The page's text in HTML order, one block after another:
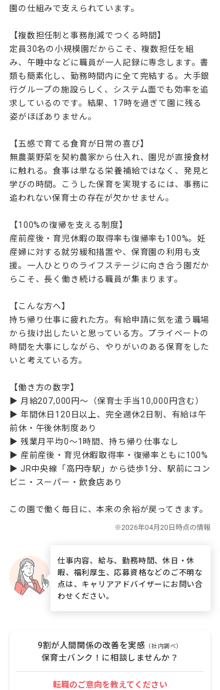
園の仕組みで支えられています。
【複数担任制と事務削減でつくる時間】
定員30名の小規模園だからこそ、複数担任を組
み、午睡中などに職員が一人記録に専念します。書
類も簡素化し、勤務時間内に全て完結する。大手銀
行グループの施設らしく、システム面でも効率を追
求しているのです。結果、17時を過ぎて園に残る
姿がほぼありません。
【五感で育てる食育が日常の喜び】
無農薬野菜を契約農家から仕入れ、園児が直接食材
に触れる。食事は単なる栄養補給ではなく、発見と
学びの時間。こうした保育を実現するには、事務に
追われない保育士の存在が欠かせません。
【100%の復帰を支える制度】
産前産後・育児休暇の取得率も復帰率も100%。妊
産婦に対する就労緩和措置や、保育園の利用も支
援。一人ひとりのライフステージに向き合う園だか
らこそ、長く働き続ける職員が集まります。
【こんな方へ】
持ち帰り仕事に疲れた方。有給申請に気を遣う職場
から抜け出したいと思っている方。プライベートの
時間を大事にしながら、やりがいのある保育をした
いと考えている方。
【働き方の数字】
▶ 月給207,000円～（保育士手当10,000円含む）
▶ 年間休日120日以上、完全週休2日制、有給は午
前休・午後休制度あり
▶ 残業月平均0～1時間、持ち帰り仕事なし
▶ 産前産後・育児休暇取得率・復帰率ともに100%
▶ JR中央線「高円寺駅」から徒歩1分、駅前にコン
ビニ・スーパー・飲食店あり
この園で働く毎日に、本来の余裕が戻ってきます。
仕事内容、給与、勤務時間、休日・休
暇、福利厚生、応募資格などのご不明な
点は、キャリアアドバイザーにお問い合
わせください。
9割が人間関係の改善を実感 （社内調べ）
保育士バンク！に相談しませんか？
転職のご意向を教えてください